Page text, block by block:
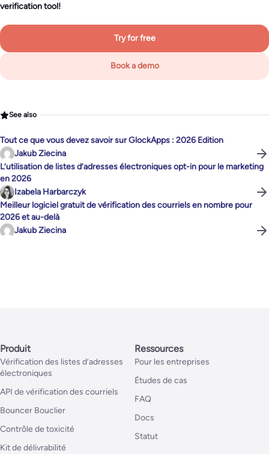
verification tool!
Try for free
Book a demo
See also
Tout ce que vous devez savoir sur GlockApps : 2026 Edition
Jakub Ziecina
L’utilisation de listes d’adresses électroniques opt-in pour le marketing
en 2026
Izabela Harbarczyk
Meilleur logiciel gratuit de vérification des courriels en nombre pour
2026 et au-delà
Jakub Ziecina
Produit
Vérification des listes d’adresses
électroniques
API de vérification des courriels
Bouncer Bouclier
Contrôle de toxicité
Kit de délivrabilité
Ressources
Pour les entreprises
Études de cas
FAQ
Docs
Statut